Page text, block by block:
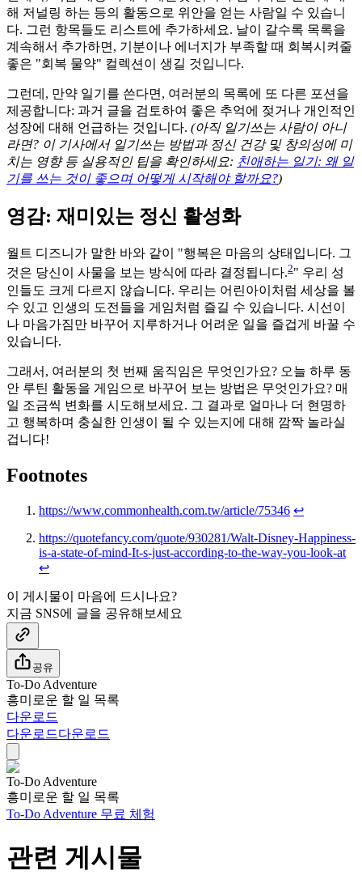
해 저널링 하는 등의 활동으로 위안을 얻는 사람일 수 있습니
다. 그런 항목들도 리스트에 추가하세요. 날이 갈수록 목록을
계속해서 추가하면, 기분이나 에너지가 부족할 때 회복시켜줄
좋은 "회복 물약" 컬렉션이 생길 것입니다.
그런데, 만약 일기를 쓴다면, 여러분의 목록에 또 다른 포션을
제공합니다: 과거 글을 검토하여 좋은 추억에 젖거나 개인적인
성장에 대해 언급하는 것입니다. (아직 일기쓰는 사람이 아니
라면? 이 기사에서 일기쓰는 방법과 정신 건강 및 창의성에 미
치는 영향 등 실용적인 팁을 확인하세요: 친애하는 일기: 왜 일
기를 쓰는 것이 좋으며 어떻게 시작해야 할까요?)
영감: 재미있는 정신 활성화
월트 디즈니가 말한 바와 같이 "행복은 마음의 상태입니다. 그
것은 당신이 사물을 보는 방식에 따라 결정됩니다.2" 우리 성
인들도 크게 다르지 않습니다. 우리는 어린아이처럼 세상을 볼
수 있고 인생의 도전들을 게임처럼 즐길 수 있습니다. 시선이
나 마음가짐만 바꾸어 지루하거나 어려운 일을 즐겁게 바꿀 수
있습니다.
그래서, 여러분의 첫 번째 움직임은 무엇인가요? 오늘 하루 동
안 루틴 활동을 게임으로 바꾸어 보는 방법은 무엇인가요? 매
일 조금씩 변화를 시도해보세요. 그 결과로 얼마나 더 현명하
고 행복하며 충실한 인생이 될 수 있는지에 대해 깜짝 놀라실
겁니다!
Footnotes
https://www.commonhealth.com.tw/article/75346 ↩
https://quotefancy.com/quote/930281/Walt-Disney-Happiness-
is-a-state-of-mind-It-s-just-according-to-the-way-you-look-at
↩
이 게시물이 마음에 드시나요?
지금 SNS에 글을 공유해보세요
공유
To-Do Adventure
흥미로운 할 일 목록
다운로드
다운로드다운로드
To-Do Adventure
흥미로운 할 일 목록
To-Do Adventure 무료 체험
관련 게시물